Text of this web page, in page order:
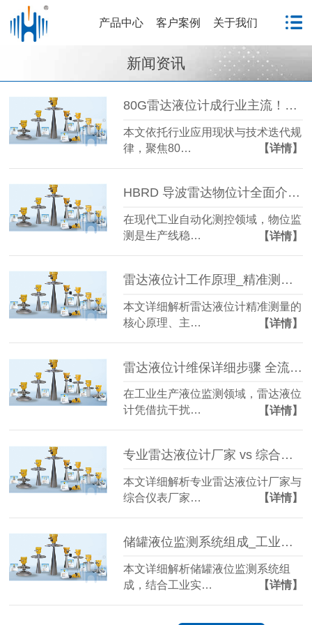
产品中心 客户案例 关于我们
新闻资讯
80G雷达液位计成行业主流！国产雷达液位计五大发展趋势解析
本文依托行业应用现状与技术迭代规
律，聚焦80…
【详情】
HBRD 导波雷达物位计全面介绍、应用场景及核心优势
在现代工业自动化测控领域，物位监
测是生产线稳…
【详情】
雷达液位计工作原理_精准测量储罐液位的方法-毫米级精度保障
本文详细解析雷达液位计精准测量的
核心原理、主…
【详情】
雷达液位计维保详细步骤 全流程实操指南（慧博新锐）
在工业生产液位监测领域，雷达液位
计凭借抗干扰…
【详情】
专业雷达液位计厂家 vs 综合仪表厂家 选型指南-官网
本文详细解析专业雷达液位计厂家与
综合仪表厂家…
【详情】
储罐液位监测系统组成_工业液位监测系统结构详解
本文详细解析储罐液位监测系统组
成，结合工业实…
【详情】